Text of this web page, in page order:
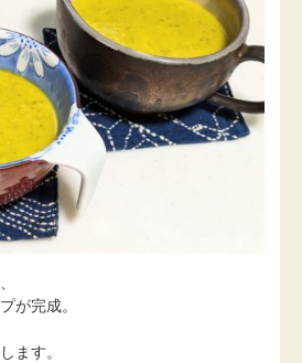
が完成。
ます。